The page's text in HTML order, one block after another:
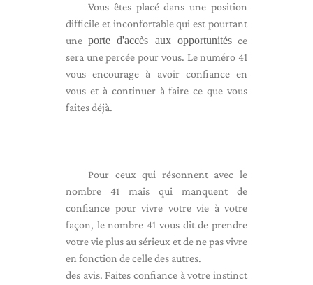
Vous êtes placé dans une position
difficile et inconfortable qui est pourtant
uneporte d'accès aux opportunitésce
sera une percée pour vous. Le numéro 41
vous encourage à avoir confiance en
vous et à continuer à faire ce que vous
faites déjà.
Pour ceux qui résonnent avec le
nombre 41 mais qui manquent de
confiance pour vivre votre vie à votre
façon, le nombre 41 vous dit de prendre
votre vie plus au sérieux et de ne pas vivre
en fonction de celle des autres.
des avis. Faites confiance à votre instinct